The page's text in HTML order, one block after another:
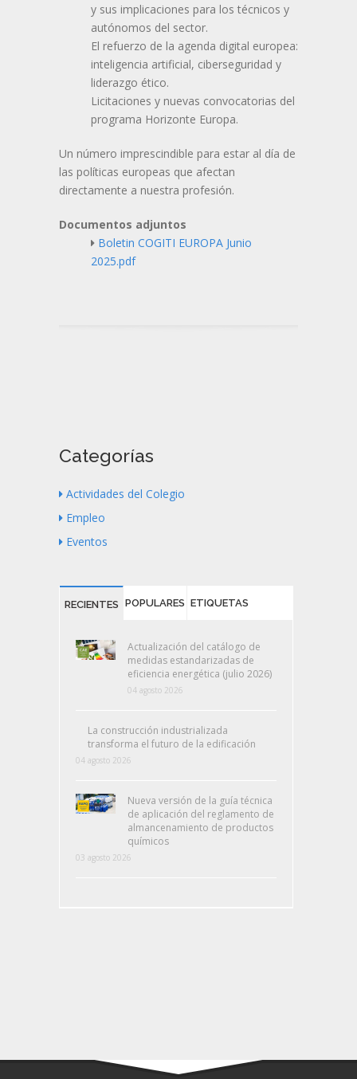
y sus implicaciones para los técnicos y
autónomos del sector.
El refuerzo de la agenda digital europea:
inteligencia artificial, ciberseguridad y
liderazgo ético.
Licitaciones y nuevas convocatorias del
programa Horizonte Europa.
Un número imprescindible para estar al día de
las políticas europeas que afectan
directamente a nuestra profesión.
Documentos adjuntos
Boletin COGITI EUROPA Junio
2025.pdf
Categorías
Actividades del Colegio
Empleo
Eventos
RECIENTES POPULARES ETIQUETAS
Actualización del catálogo de
medidas estandarizadas de
eficiencia energética (julio 2026)
04 agosto 2026
La construcción industrializada
transforma el futuro de la edificación
04 agosto 2026
Nueva versión de la guía técnica
de aplicación del reglamento de
almancenamiento de productos
químicos
03 agosto 2026